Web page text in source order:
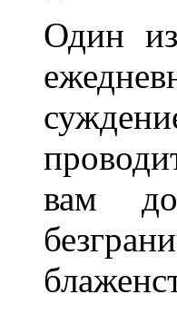
Один
вам